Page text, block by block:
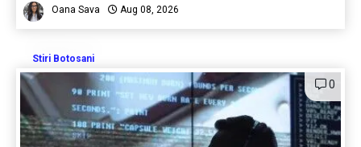
Oana Sava Aug 08, 2026
Stiri Botosani
0